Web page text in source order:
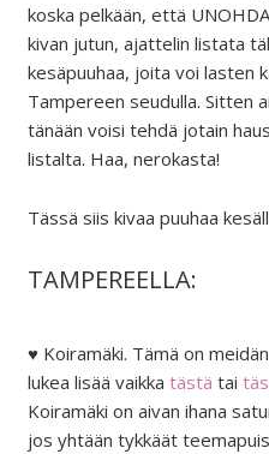
koska pelkään, että
kivan jutun, ajattelin listata
kesäpuuhaa, joita voi lasten
Tampereen seudulla. Sitten
tänään voisi tehdä jotain
listalta. Haa, nerokasta!
Tässä siis kivaa puuhaa
TAMPEREELLA:
♥ Koiramäki. Tämä on
lukea lisää vaikka tästä tai
Koiramäki on aivan ihana
jos yhtään tykkäät